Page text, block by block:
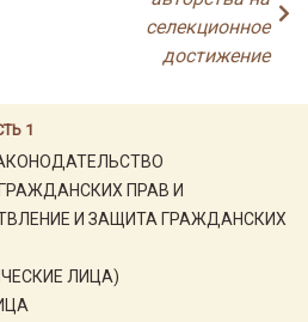
1
ГРАЖДАНСКИХ ПРАВ И
И ЗАЩИТА ГРАЖДАНСКИХ
ЛИЦА)
селекционное
достижение